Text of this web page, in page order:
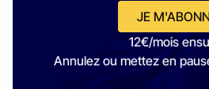
JE
12€/mois
Annulez ou mettez en